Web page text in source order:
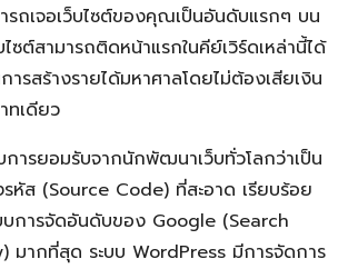
รถเจอเว็บไซต์ของคุณเป็นอันดับแรกๆ บน
ซต์สามารถติดหน้าแรกในคีย์เวิร์ดเหล่านี้ได้
ารสร้างรายได้มหาศาลโดยไม่ต้องเสียเงิน
ทเดียว
ารยอมรับจากนักพัฒนาเว็บทั่วโลกว่าเป็น
รหัส (Source Code) ที่สะอาด เรียบร้อย
บการจัดอันดับของ Google (Search
มากที่สุด ระบบ WordPress มีการจัดการ